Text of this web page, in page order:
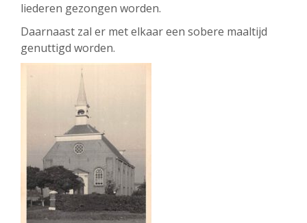
liederen gezongen worden.
Daarnaast zal er met elkaar een sobere maaltijd
genuttigd worden.